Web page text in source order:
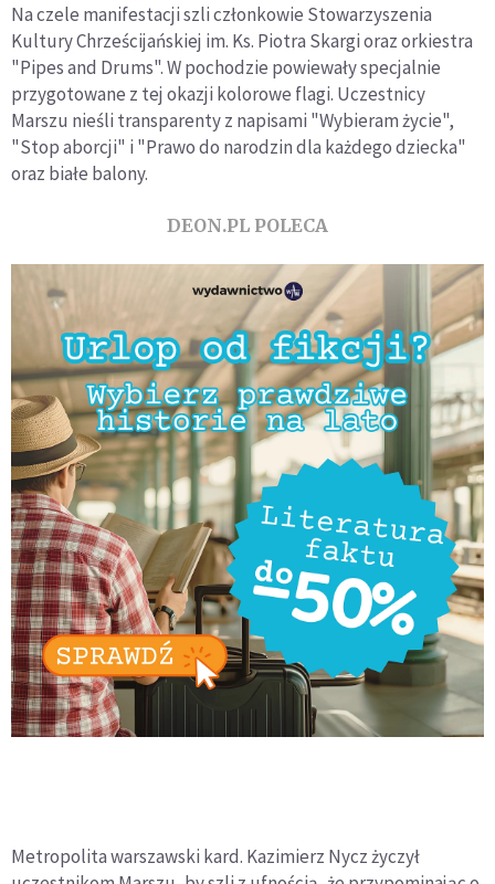
Na czele manifestacji szli członkowie Stowarzyszenia
Kultury Chrześcijańskiej im. Ks. Piotra Skargi oraz orkiestra
"Pipes and Drums". W pochodzie powiewały specjalnie
przygotowane z tej okazji kolorowe flagi. Uczestnicy
Marszu nieśli transparenty z napisami "Wybieram życie",
"Stop aborcji" i "Prawo do narodzin dla każdego dziecka"
oraz białe balony.
DEON.PL POLECA
Metropolita warszawski kard. Kazimierz Nycz życzył